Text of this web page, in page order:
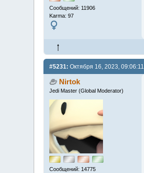
Сообщений: 11906
Karma: 97
#5231: Октября 16, 2023, 09:06:11
Nirtok
Jedi Master (Global Moderator)
Сообщений: 14775